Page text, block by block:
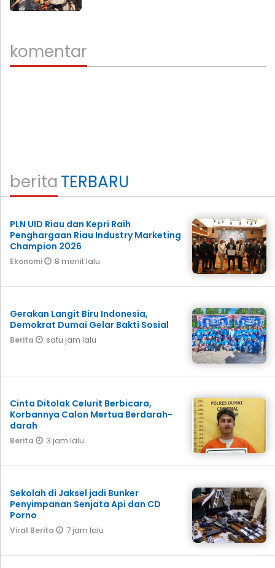
komentar
beritaTERBARU
PLN UID Riau dan Kepri Raih
Penghargaan Riau Industry Marketing
Champion 2026
Ekonomi 8 menit lalu
Gerakan Langit Biru Indonesia,
Demokrat Dumai Gelar Bakti Sosial
Berita satu jam lalu
Cinta Ditolak Celurit Berbicara,
Korbannya Calon Mertua Berdarah-
darah
Berita 3 jam lalu
Sekolah di Jaksel jadi Bunker
Penyimpanan Senjata Api dan CD
Porno
Viral Berita 7 jam lalu